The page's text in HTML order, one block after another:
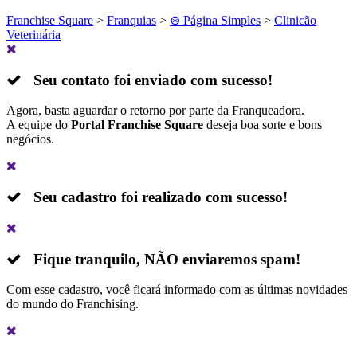
Franchise Square > Franquias > ⊛ Página Simples > Clinicão
Veterinária
Seu contato foi enviado com sucesso!
Agora, basta aguardar o retorno por parte da Franqueadora.
A equipe do Portal Franchise Square deseja boa sorte e bons
negócios.
Seu cadastro foi realizado com sucesso!
Fique tranquilo, NÃO enviaremos spam!
Com esse cadastro, você ficará informado com as últimas novidades
do mundo do Franchising.